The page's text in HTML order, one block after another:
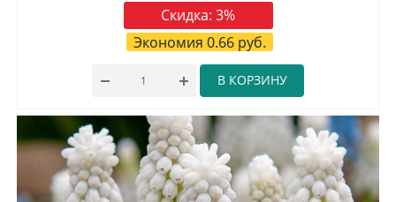
Скидка: 3%
Экономия 0.66руб.
В КОРЗИНУ